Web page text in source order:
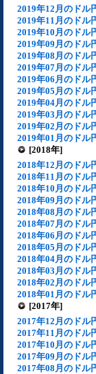
2019年12月のドル
2019年11月のドル
2019年10月のドル
2019年09月のドル
2019年08月のドル
2019年07月のドル
2019年06月のドル
2019年05月のドル
2019年04月のドル
2019年03月のドル
2019年02月のドル
2019年01月のドル
[2018年]
2018年12月のドル
2018年11月のドル
2018年10月のドル
2018年09月のドル
2018年08月のドル
2018年07月のドル
2018年06月のドル
2018年05月のドル
2018年04月のドル
2018年03月のドル
2018年02月のドル
2018年01月のドル
[2017年]
2017年12月のドル
2017年11月のドル
2017年10月のドル
2017年09月のドル
2017年08月のドル